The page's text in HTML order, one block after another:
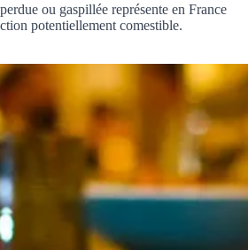
ou gaspillée représente en France
potentiellement comestible.